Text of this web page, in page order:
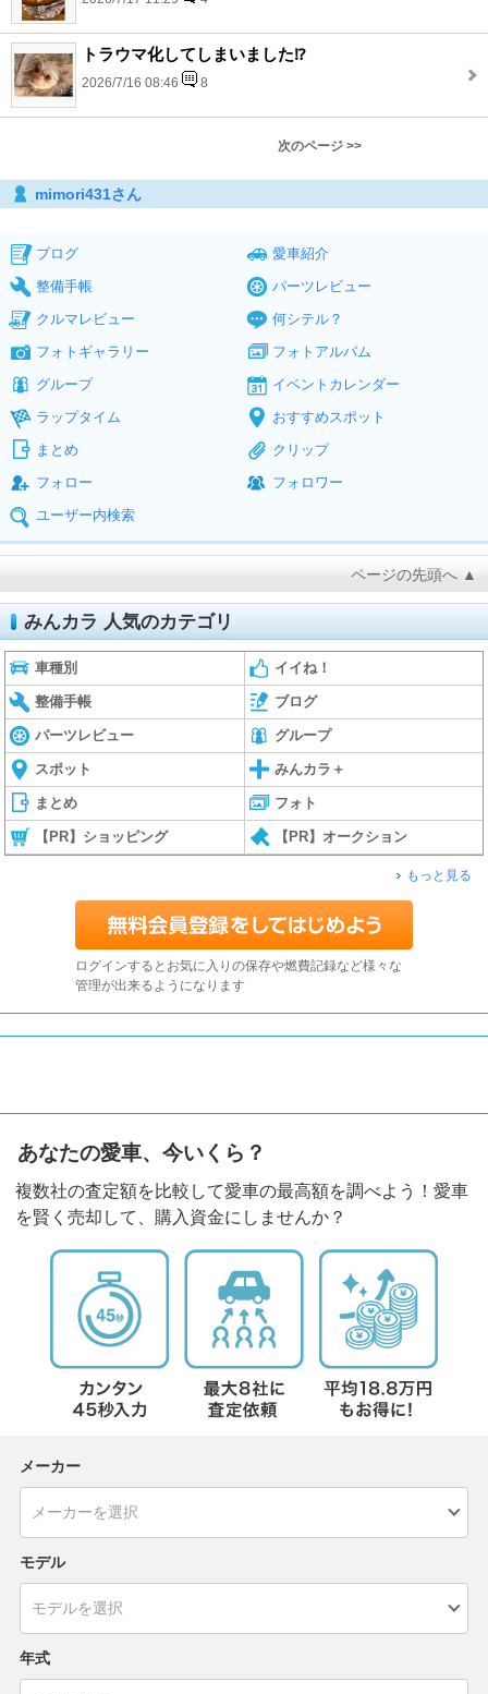
トラウマ化してしまいました⁉️
2026/7/16 08:46 8
次のページ >>
mimori431さん
ブログ
愛車紹介
整備手帳
パーツレビュー
クルマレビュー
何シテル？
フォトギャラリー
フォトアルバム
グループ
イベントカレンダー
ラップタイム
おすすめスポット
まとめ
クリップ
フォロー
フォロワー
ユーザー内検索
ページの先頭へ ▲
みんカラ 人気のカテゴリ
車種別 イイね！
整備手帳 ブログ
パーツレビュー グループ
スポット みんカラ＋
まとめ フォト
【PR】ショッピング 【PR】オークション
もっと見る
ログインするとお気に入りの保存や燃費記録など様々な
管理が出来るようになります
あなたの愛車、今いくら？
複数社の査定額を比較して愛車の最高額を調べよう！愛車
を賢く売却して、購入資金にしませんか？
メーカー
モデル
年式